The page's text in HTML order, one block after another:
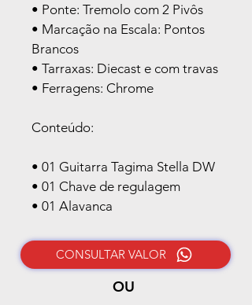
• Ponte: Tremolo com 2 Pivôs
• Marcação na Escala: Pontos
Brancos
• Tarraxas: Diecast e com travas
• Ferragens: Chrome
Conteúdo:
• 01 Guitarra Tagima Stella DW
• 01 Chave de regulagem
• 01 Alavanca
CONSULTAR VALOR
OU